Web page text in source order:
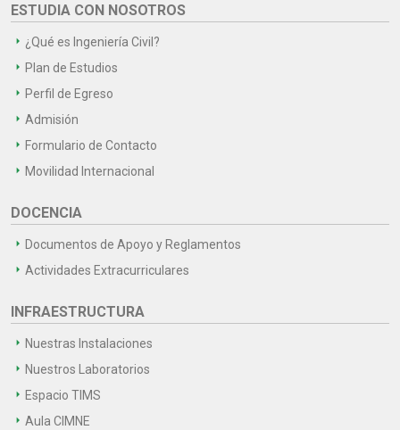
ESTUDIA CON NOSOTROS
¿Qué es Ingeniería Civil?
Plan de Estudios
Perfil de Egreso
Admisión
Formulario de Contacto
Movilidad Internacional
DOCENCIA
Documentos de Apoyo y Reglamentos
Actividades Extracurriculares
INFRAESTRUCTURA
Nuestras Instalaciones
Nuestros Laboratorios
Espacio TIMS
Aula CIMNE